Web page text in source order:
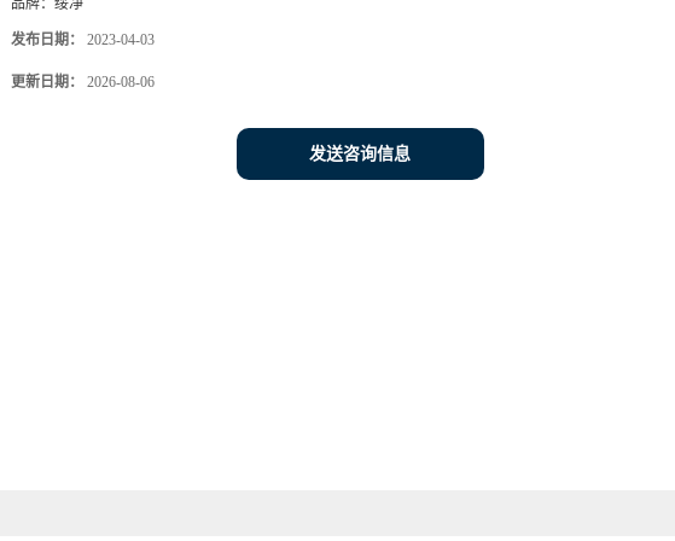
品牌： 绥净
发布日期： 2023-04-03
更新日期： 2026-08-06
发送咨询信息